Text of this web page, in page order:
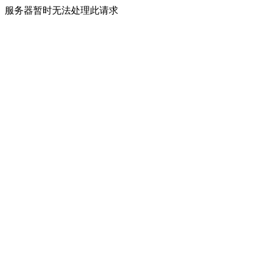
服务器暂时无法处理此请求